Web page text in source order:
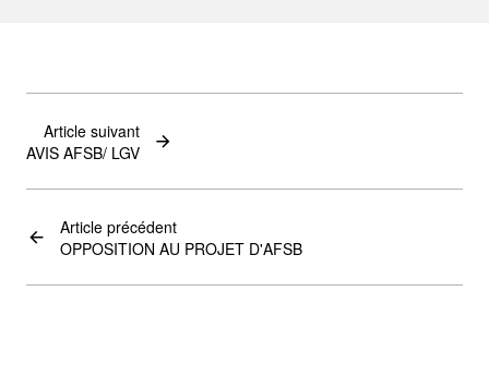
Article précédent
OPPOSITION AU PROJET D'AFSB
Article suivant
AVIS AFSB/ LGV